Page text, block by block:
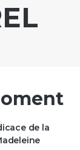
de la